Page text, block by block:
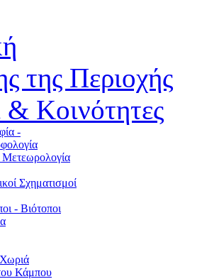
της Περιοχής
& Κοινότητες
-
Σχηματισμοί
- Βιότοποι
Κάμπου